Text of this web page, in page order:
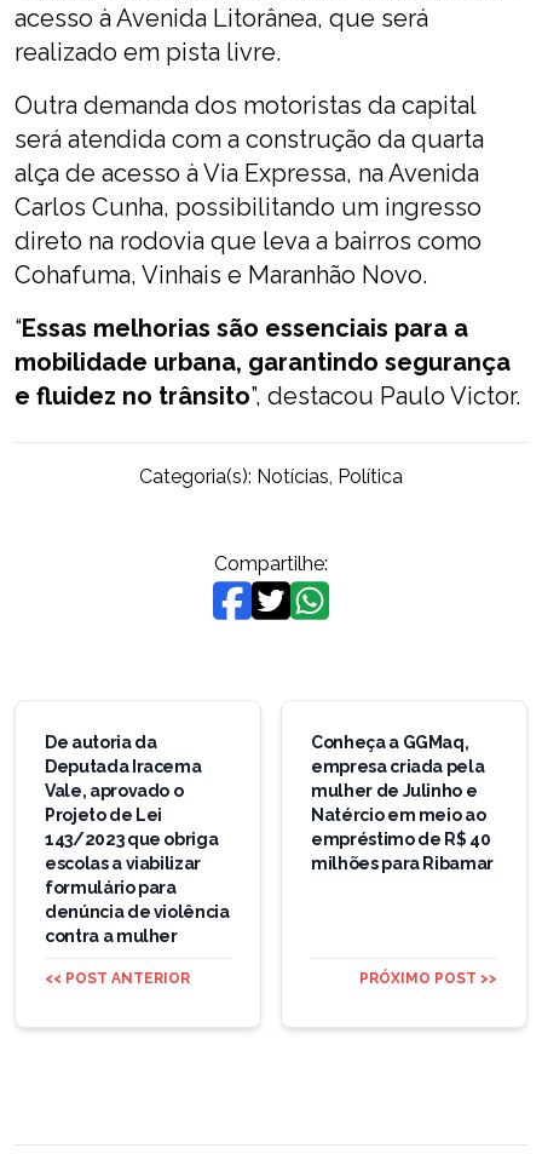
acesso à Avenida Litorânea, que será
realizado em pista livre.
Outra demanda dos motoristas da capital
será atendida com a construção da quarta
alça de acesso à Via Expressa, na Avenida
Carlos Cunha, possibilitando um ingresso
direto na rodovia que leva a bairros como
Cohafuma, Vinhais e Maranhão Novo.
“Essas melhorias são essenciais para a
mobilidade urbana, garantindo segurança
e fluidez no trânsito”, destacou Paulo Victor.
Categoria(s): Notícias Política
Compartilhe:
Navegação
Post
De autoria da
Deputada Iracema
Vale, aprovado o
Projeto de Lei
143/2023 que obriga
escolas a viabilizar
formulário para
denúncia de violência
contra a mulher
<< POST ANTERIOR
Conheça a GGMaq,
empresa criada pela
mulher de Julinho e
Natércio em meio ao
empréstimo de R$ 40
milhões para Ribamar
PRÓXIMO POST >>